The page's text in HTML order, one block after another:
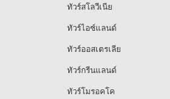
ทัวร์สโลวีเนีย
ทัวร์ไอซ์แลนด์
ทัวร์ออสเตรเลีย
ทัวร์กรีนแลนด์
ทัวร์โมรอคโค